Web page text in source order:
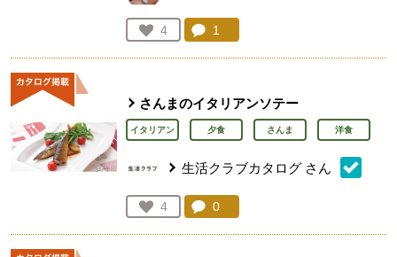
お気に入り登録：
4
人が登録
コメント：
1
さんまのイタリアンソテー
イタリアン 夕食 さんま 洋食
生活クラブカタログ さん
お気に入り登録：
4
人が登録
コメント：
0